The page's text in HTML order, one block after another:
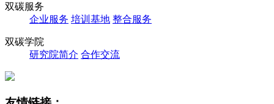
双碳服务
企业服务 培训基地 整合服务
双碳学院
研究院简介 合作交流